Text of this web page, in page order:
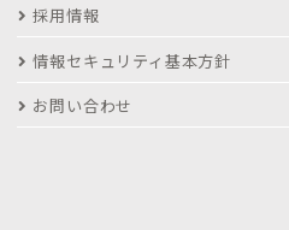
採用情報
情報セキュリティ基本方針
お問い合わせ